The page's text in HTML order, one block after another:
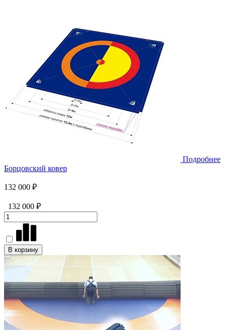
Подробнее
Борцовский ковер
132 000 ₽
132 000 ₽
В корзину